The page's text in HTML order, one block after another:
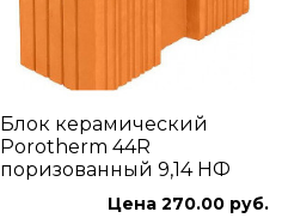
Блок керамический
Porotherm 44R
поризованный 9,14 НФ
Цена 270.00 руб.